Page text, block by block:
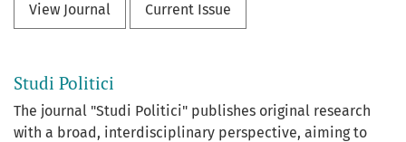
View Journal Current Issue
Studi Politici
The journal "Studi Politici" publishes original research
with a broad, interdisciplinary perspective, aiming to